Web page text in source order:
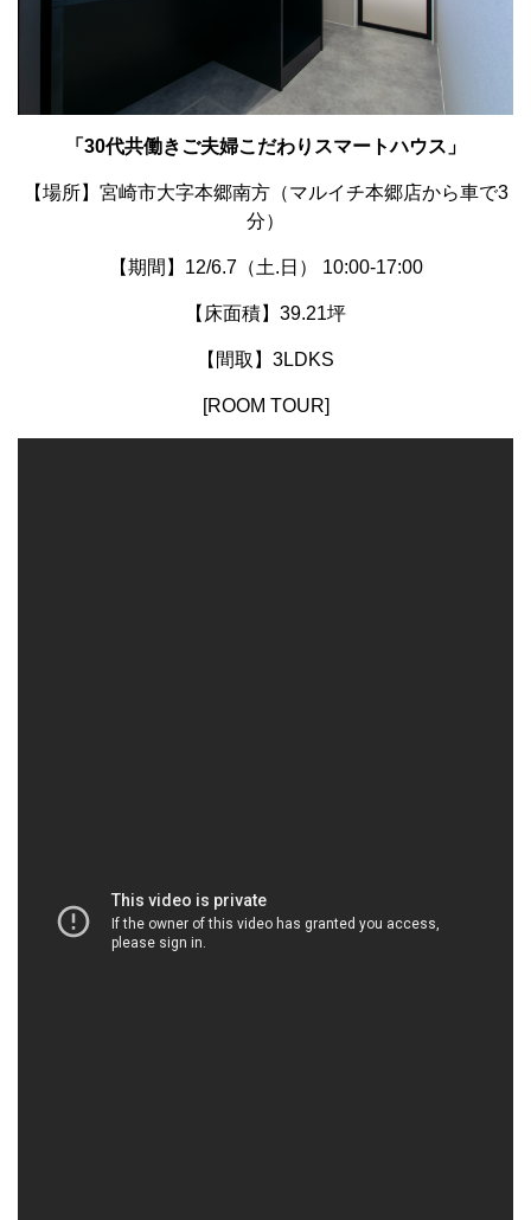
「30代共働きご夫婦こだわりスマートハウス 」
【場所】宮崎市大字本郷南方（マルイチ本郷店から車で3
分）
【期間】12/6.7（土.日） 10:00-17:00
【床面積】39.21坪
【間取】3LDKS
[ROOM TOUR]